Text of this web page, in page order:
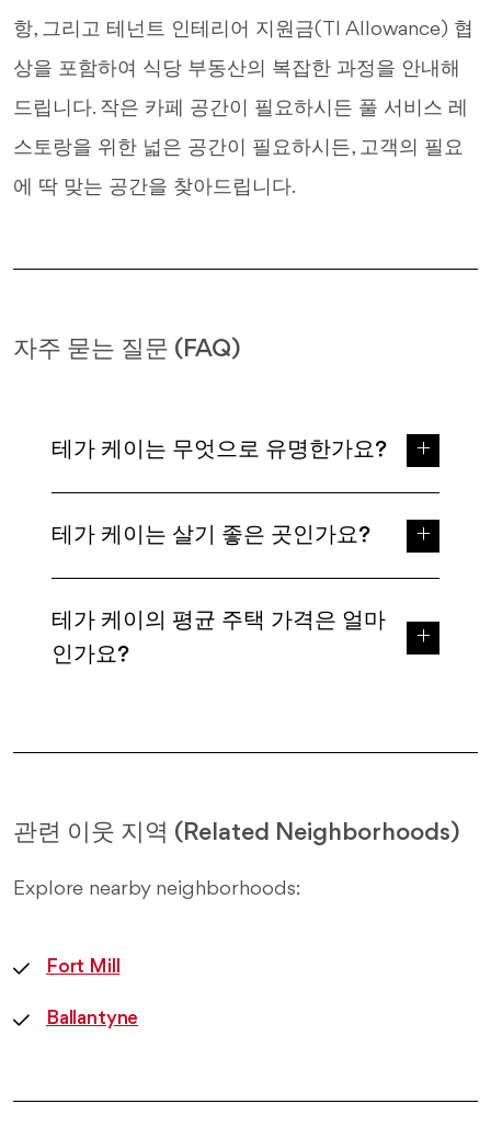
항, 그리고 테넌트 인테리어 지원금(TI Allowance) 협
상을 포함하여 식당 부동산의 복잡한 과정을 안내해
드립니다. 작은 카페 공간이 필요하시든 풀 서비스 레
스토랑을 위한 넓은 공간이 필요하시든, 고객의 필요
에 딱 맞는 공간을 찾아드립니다.
자주 묻는 질문 (FAQ)
테가 케이는 무엇으로 유명한가요?
테가 케이는 살기 좋은 곳인가요?
테가 케이의 평균 주택 가격은 얼마
인가요?
관련 이웃 지역 (Related Neighborhoods)
Explore nearby neighborhoods:
Fort Mill
Ballantyne